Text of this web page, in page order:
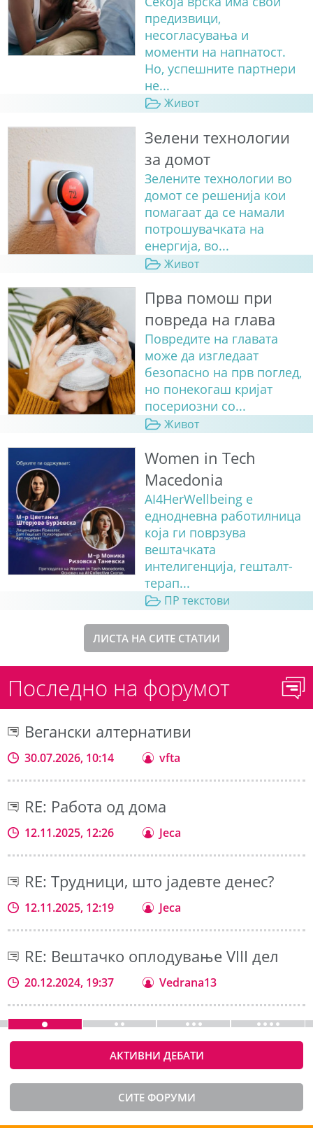
предизвици,
несогласувања и
моменти на напнатост.
Но, успешните партнери
не...
Живот
Зелени технологии
за домот
Зелените технологии во
домот се решенија кои
помагаат да се намали
потрошувачката на
енергија, во...
Живот
Прва помош при
повреда на глава
Повредите на главата
може да изгледаат
безопасно на прв поглед,
но понекогаш кријат
посериозни со...
Живот
Women in Tech
Macedonia
AI4HerWellbeing е
еднодневна работилница
која ги поврзува
вештачката
интелигенција, гешталт-
терап...
ПР текстови
ЛИСТА НА СИТЕ СТАТИИ
Последно на форумот
Вегански алтернативи
30.07.2026, 10:14 vfta
RE: Работа од дома
12.11.2025, 12:26 Jeca
RE: Трудници, што јадевте денес?
12.11.2025, 12:19 Jeca
RE: Вештачко оплодување VIII дел
20.12.2024, 19:37 Vedrana13
АКТИВНИ ДЕБАТИ
СИТЕ ФОРУМИ